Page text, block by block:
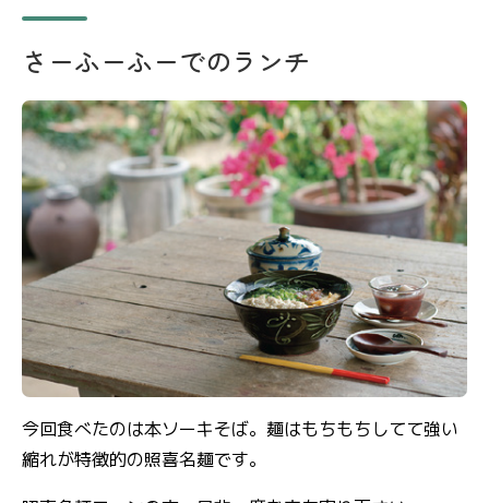
さーふーふーでのランチ
今回食べたのは本ソーキそば。麺はもちもちしてて強い
縮れが特徴的の照喜名麺です。